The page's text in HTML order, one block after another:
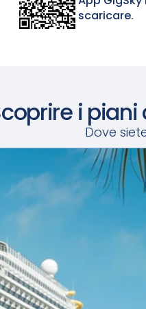
scaricare.
i piani
Dove